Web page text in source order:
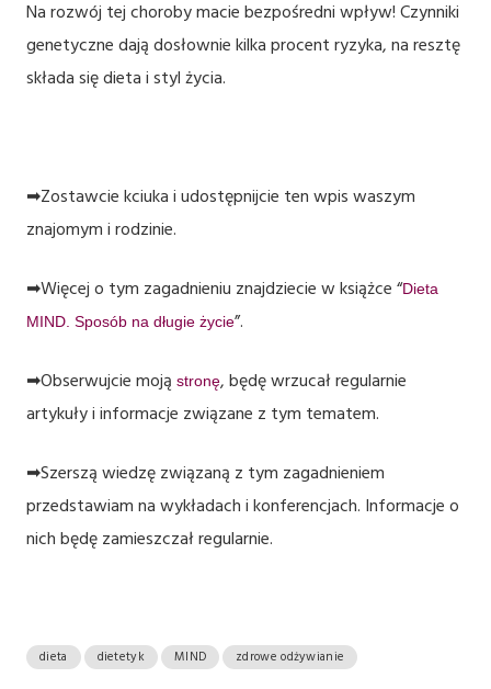
Na rozwój tej choroby macie bezpośredni wpływ! Czynniki
genetyczne dają dosłownie kilka procent ryzyka, na resztę
składa się dieta i styl życia.
➡Zostawcie kciuka i udostępnijcie ten wpis waszym
znajomym i rodzinie.
➡Więcej o tym zagadnieniu znajdziecie w książce “Dieta
MIND. Sposób na długie życie”.
➡Obserwujcie moją stronę, będę wrzucał regularnie
artykuły i informacje związane z tym tematem.
➡Szerszą wiedzę związaną z tym zagadnieniem
przedstawiam na wykładach i konferencjach. Informacje o
nich będę zamieszczał regularnie.
dieta dietetyk MIND zdrowe odżywianie